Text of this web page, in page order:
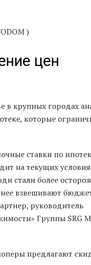
)
цен
в крупных городах
которые
ставки по
на текущих
стали более
взвешивают
руководитель
Группы SRG
предлагают